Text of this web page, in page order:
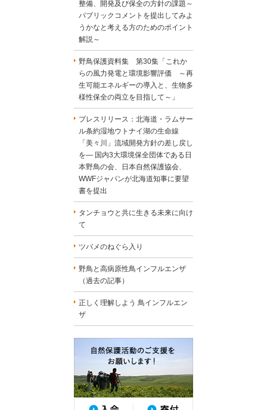
整備、開発及び保全の方針の課題～
パブリックコメントを提出してみよ
うかなと考える方のためのポイント
解説～
野鳥保護資料集 第30集「これか
らの風力発電と環境影響評価 ～再
生可能エネルギーの導入と、生物多
様性保全の両立を目指して～」
プレスリリース：北海道・ラムサー
ル条約湿地ウトナイ湖の生命線
「美々川」流域開発方針の差し戻し
を― 国内3大環境保全団体である日
本野鳥の会、日本自然保護協会、
WWFジャパンが北海道知事に要望
書を提出
タンチョウと共に生きる未来に向け
て
ツバメのねぐら入り
野鳥と高病原性鳥インフルエンザ
（過去の記事）
正しく理解しよう 鳥インフルエン
ザ